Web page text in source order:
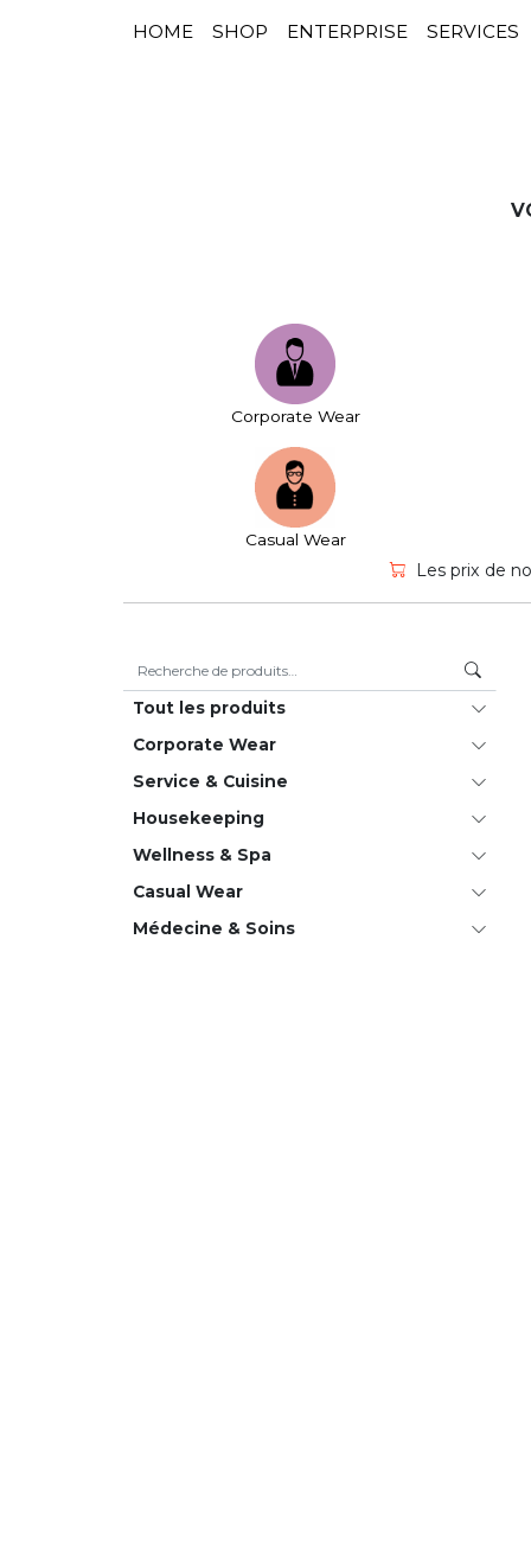
NAVIGATION PRINCIPALE
HOME SHOP ENTERPRISE SERVICES
Corporate Wear
Casual Wear
Les prix de
Tout les produits
Corporate Wear
Service & Cuisine
House­keeping
Wellness & Spa
Casual Wear
Médecine & Soins